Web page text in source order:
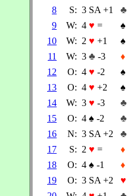
8
S: 3 SA +1 ♣
9
W: 4 ♥ = ♠
10
W: 2 ♥ +1 ♠
11
W: 3 ♣ -3 ♦
12
O: 4 ♥ -2 ♠
13
O: 4 ♥ +2 ♠
14
W: 3 ♥ -3 ♣
15
O: 4 ♠ -2 ♣
16
N: 3 SA +2 ♣
17
S: 2 ♥ = ♦
18
O: 4 ♠ -1 ♦
19
O: 3 SA +2 ♥